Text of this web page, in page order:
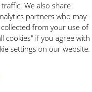
We also share
partners who may
from your use of
cookies" if you agree with
settings on our website.
geweldig